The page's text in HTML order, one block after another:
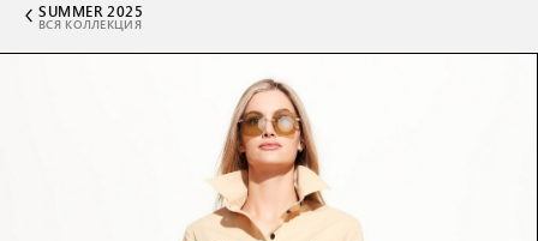
SUMMER 2025
ВСЯ КОЛЛЕКЦИЯ